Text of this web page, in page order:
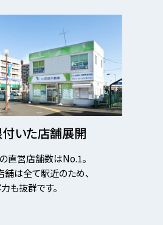
いた店舗展開
直営店舗数はNo.1。
は全て駅近のため、
も抜群です。